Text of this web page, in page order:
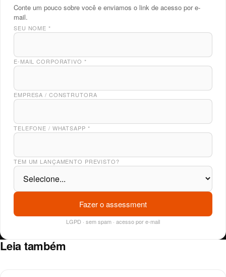
Conte um pouco sobre você e enviamos o link de acesso por e-
mail.
SEU NOME *
E-MAIL CORPORATIVO *
EMPRESA / CONSTRUTORA
TELEFONE / WHATSAPP *
TEM UM LANÇAMENTO PREVISTO?
Fazer o assessment
LGPD · sem spam · acesso por e-mail
Leia também